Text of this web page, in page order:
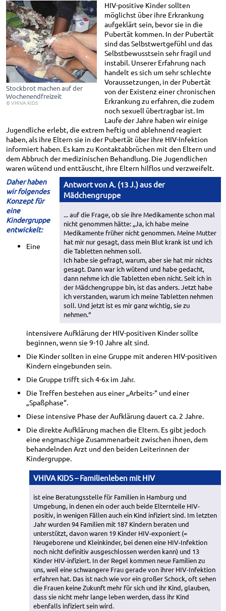
Stockbrot machen auf der
Wochenendfreizeit
© VHIVA KIDS
HIV-positive Kinder sollten
möglichst über ihre Erkrankung
aufgeklärt sein, bevor sie in die
Pubertät kommen. In der Pubertät
sind das Selbstwertgefühl und das
Selbstbewusstsein sehr fragil und
instabil. Unserer Erfahrung nach
handelt es sich um sehr schlechte
Voraussetzungen, in der Pubertät
von der Existenz einer chronischen
Erkrankung zu erfahren, die zudem
noch sexuell übertragbar ist. Im
Laufe der Jahre haben wir einige
Jugendliche erlebt, die extrem heftig und ablehnend reagiert
haben, als ihre Eltern sie in der Pubertät über ihre HIV-Infektion
informiert haben. Es kam zu Kontaktabbrüchen mit den Eltern und
dem Abbruch der medizinischen Behandlung. Die Jugendlichen
waren wütend und enttäuscht, ihre Eltern hilflos und verzweifelt.
Antwort von A. (13 J.) aus der
Mädchengruppe
... auf die Frage, ob sie ihre Medikamente schon mal
nicht genommen hätte: „Ja, ich habe meine
Medikamente früher nicht genommen. Meine Mutter
hat mir nur gesagt, dass mein Blut krank ist und ich
die Tabletten nehmen soll.
Ich habe sie gefragt, warum, aber sie hat mir nichts
gesagt. Dann war ich wütend und habe gedacht,
dann nehme ich die Tabletten eben nicht. Seit ich in
der Mädchengruppe bin, ist das anders. Jetzt habe
ich verstanden, warum ich meine Tabletten nehmen
soll. Und jetzt ist es mir ganz wichtig, sie zu
nehmen.“
Daher haben
wir folgendes
Konzept für
eine
Kindergruppe
entwickelt:
Eine
intensivere Aufklärung der HIV-positiven Kinder sollte
beginnen, wenn sie 9-10 Jahre alt sind.
Die Kinder sollten in eine Gruppe mit anderen HIV-positiven
Kindern eingebunden sein.
Die Gruppe trifft sich 4-6x im Jahr.
Die Treffen bestehen aus einer „Arbeits-“ und einer
„Spaßphase“.
Diese intensive Phase der Aufklärung dauert ca. 2 Jahre.
Die direkte Aufklärung machen die Eltern. Es gibt jedoch
eine engmaschige Zusammenarbeit zwischen ihnen, dem
behandelnden Arzt und den beiden Leiterinnen der
Kindergruppe.
VHIVA KIDS – Familienleben mit HIV
ist eine Beratungsstelle für Familien in Hamburg und
Umgebung, in denen ein oder auch beide Elternteile HIV-
positiv, in wenigen Fällen auch ein Kind infiziert sind. Im letzten
Jahr wurden 94 Familien mit 187 Kindern beraten und
unterstützt, davon waren 19 Kinder HIV-exponiert (=
Neugeborene und Kleinkinder, bei denen eine HIV-Infektion
noch nicht definitiv ausgeschlossen werden kann) und 13
Kinder HIV-infiziert. In der Regel kommen neue Familien zu
uns, weil eine schwangere Frau gerade von ihrer HIV-Infektion
erfahren hat. Das ist nach wie vor ein großer Schock, oft sehen
die Frauen keine Zukunft mehr für sich und ihr Kind, glauben,
dass sie nicht mehr lange leben werden, dass ihr Kind
ebenfalls infiziert sein wird.